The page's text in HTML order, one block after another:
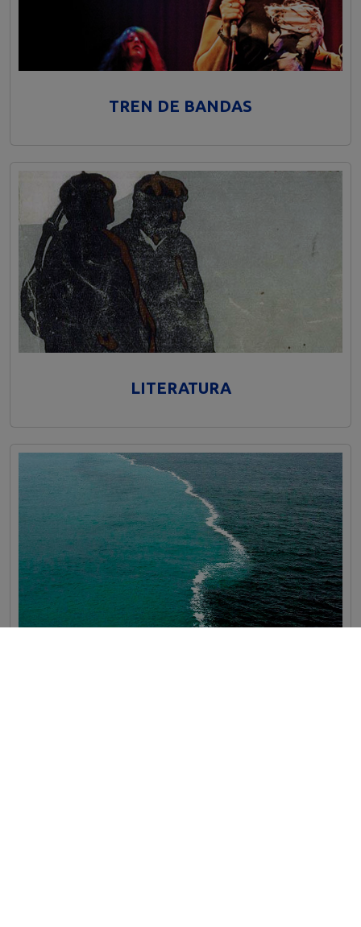
TREN DE BANDAS
LITERATURA